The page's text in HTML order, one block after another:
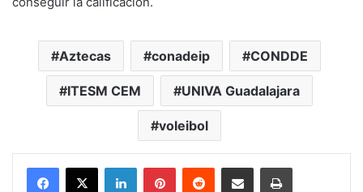
Aztecas conadeip CONDDE
ITESM CEM UNIVA Guadalajara
voleibol
LinkedInPinterestReddit Share via Email Print